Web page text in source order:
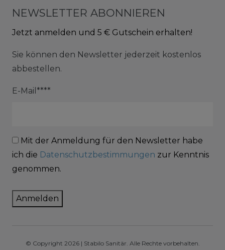
NEWSLETTER ABONNIEREN
Jetzt anmelden und 5 € Gutschein erhalten!
Sie können den Newsletter jederzeit kostenlos
abbestellen.
E-Mail****
Mit der Anmeldung für den Newsletter habe
ich die Datenschutzbestimmungen zur Kenntnis
genommen.
Anmelden
© Copyright 2026 | Stabilo Sanitär. Alle Rechte vorbehalten.